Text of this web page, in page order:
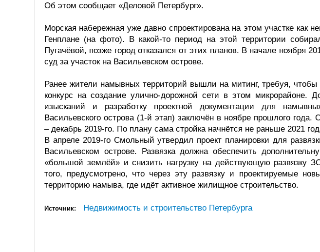
Об этом сообщает «Деловой Петербург».
Морская набережная уже давно спроектирована на этом участке как
Генплане (на фото). В какой-то период на этой территории
Пугачёвой, позже город отказался от этих планов. В начале ноября
суд за участок на Васильевском острове.
Ранее жители намывных территорий вышли на митинг, требуя, чтобы
конкурс на создание улично-дорожной сети в этом микрорайоне.
изысканий и разработку проектной документации для
Васильевского острова (1-й этап) заключён в ноябре прошлого года.
– декабрь 2019-го. По плану сама стройка начнётся не раньше 2021
В апреле 2019-го Смольный утвердил проект планировки для
Васильевском острове. Развязка должна обеспечить
«большой землёй» и снизить нагрузку на действующую развязку
того, предусмотрено, что через эту развязку и проектируемые
территорию намыва, где идёт активное жилищное строительство.
Источник: Недвижимость и строительство Петербурга